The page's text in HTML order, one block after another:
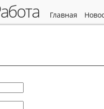
работа главная